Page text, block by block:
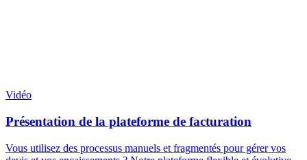
Vidéo
Présentation de la plateforme de facturation
Vous utilisez des processus manuels et fragmentés pour gérer vos